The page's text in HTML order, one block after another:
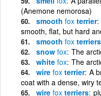
(Anemone nemorosa)
smooth fox terrier
smooth, flat, but hard
smooth fox terriers
snow fox The
white fox The
wire fox terrier A
coat with a dense, wiry
wire fox terriers